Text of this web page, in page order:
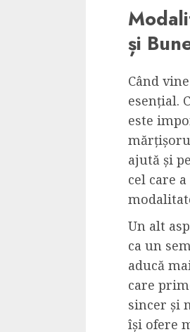
și
Când
esențial.
este
ajută și
cel care
Un alt
ca un
aducă
care
sincer și
își ofere